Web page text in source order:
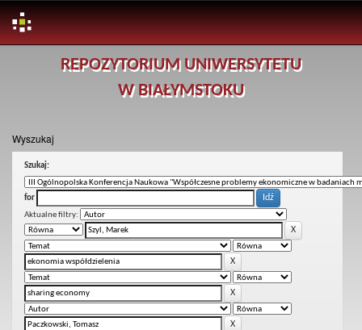
REPOZYTORIUM UNIWERSYTETU
W BIAŁYMSTOKU
Wyszukaj
Szukaj:
for
Aktualne filtry: